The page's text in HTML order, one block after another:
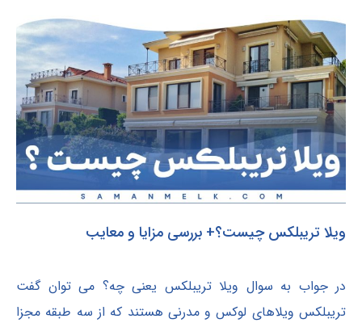
ویلا تریبلکس چیست؟+ بررسی مزایا و معایب
در جواب به سوال ویلا تریبلکس یعنی چه؟ می توان گفت
تریبلکس ویلاهای لوکس و مدرنی هستند که از سه طبقه مجزا